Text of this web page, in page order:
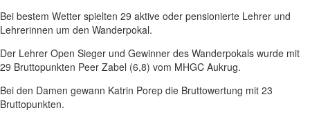
Bei bestem Wetter spielten 29 aktive oder pensionierte Lehrer und
Lehrerinnen um den Wanderpokal.
Der Lehrer Open Sieger und Gewinner des Wanderpokals wurde mit
29 Bruttopunkten Peer Zabel (6,8) vom MHGC Aukrug.
Bei den Damen gewann Katrin Porep die Bruttowertung mit 23
Bruttopunkten.